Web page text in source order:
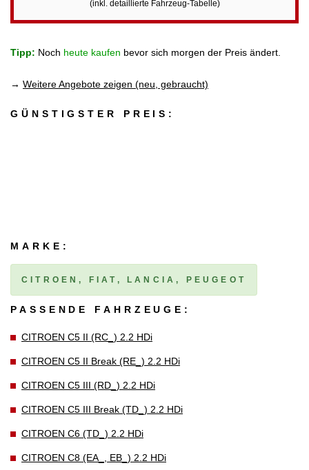
(inkl. detaillierte Fahrzeug-Tabelle)
Tipp: Noch heute kaufen bevor sich morgen der Preis ändert.
→ Weitere Angebote zeigen (neu, gebraucht)
GÜNSTIGSTER PREIS:
MARKE:
CITROEN, FIAT, LANCIA, PEUGEOT
PASSENDE FAHRZEUGE:
CITROEN C5 II (RC_) 2.2 HDi
CITROEN C5 II Break (RE_) 2.2 HDi
CITROEN C5 III (RD_) 2.2 HDi
CITROEN C5 III Break (TD_) 2.2 HDi
CITROEN C6 (TD_) 2.2 HDi
CITROEN C8 (EA_, EB_) 2.2 HDi